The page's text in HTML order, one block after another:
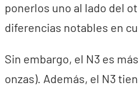
ponerlos uno al lado del
diferencias notables en
Sin embargo, el N3 es
onzas). Además, el N3